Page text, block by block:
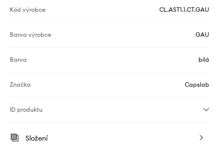
Kód výrobce CL.AST1.1.CT.GAU
Barva výrobce GAU
Barva bílá
Značka Capslab
ID produktu
Složení